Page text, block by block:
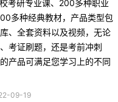
考研专业课、200多种职业
多种经典教材，产品类型包
、全套资料以及视频，无论
考证刷题，还是考前冲刺
产品可满足您学习上的不同
09-19